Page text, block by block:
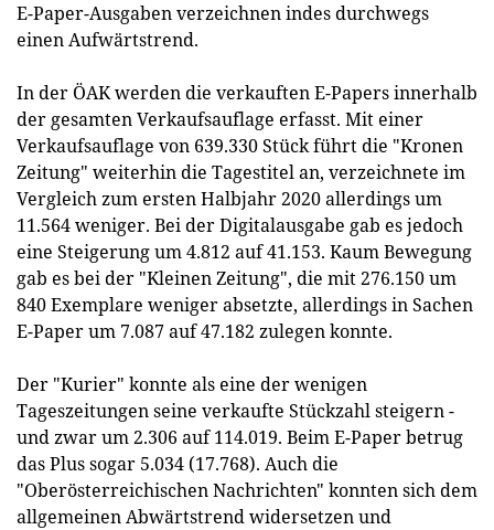
E-Paper-Ausgaben verzeichnen indes durchwegs
einen Aufwärtstrend.
In der ÖAK werden die verkauften E-Papers innerhalb
der gesamten Verkaufsauflage erfasst. Mit einer
Verkaufsauflage von 639.330 Stück führt die "Kronen
Zeitung" weiterhin die Tagestitel an, verzeichnete im
Vergleich zum ersten Halbjahr 2020 allerdings um
11.564 weniger. Bei der Digitalausgabe gab es jedoch
eine Steigerung um 4.812 auf 41.153. Kaum Bewegung
gab es bei der "Kleinen Zeitung", die mit 276.150 um
840 Exemplare weniger absetzte, allerdings in Sachen
E-Paper um 7.087 auf 47.182 zulegen konnte.
Der "Kurier" konnte als eine der wenigen
Tageszeitungen seine verkaufte Stückzahl steigern -
und zwar um 2.306 auf 114.019. Beim E-Paper betrug
das Plus sogar 5.034 (17.768). Auch die
"Oberösterreichischen Nachrichten" konnten sich dem
allgemeinen Abwärtstrend widersetzen und